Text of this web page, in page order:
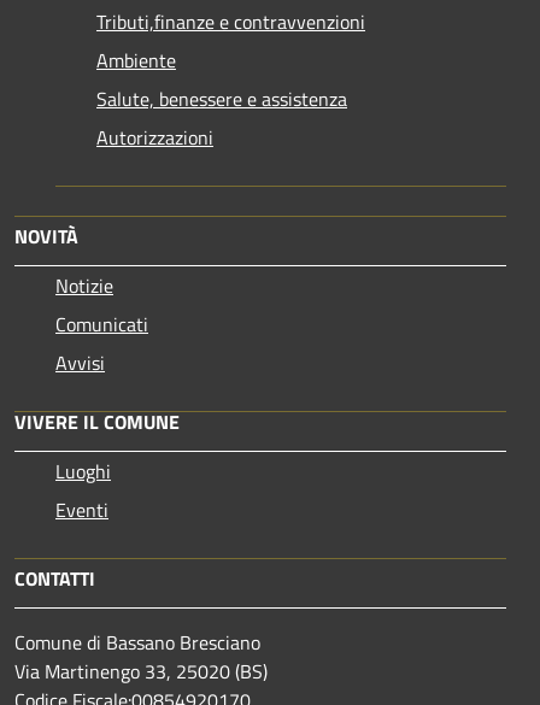
Tributi,finanze e contravvenzioni
Ambiente
Salute, benessere e assistenza
Autorizzazioni
NOVITÀ
Notizie
Comunicati
Avvisi
VIVERE IL COMUNE
Luoghi
Eventi
CONTATTI
Comune di Bassano Bresciano
Via Martinengo 33, 25020 (BS)